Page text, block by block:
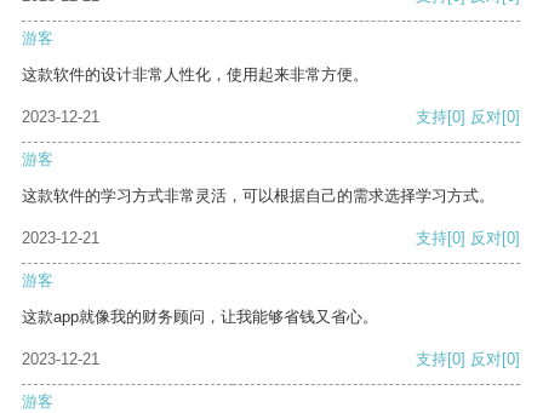
游客
这款软件的设计非常人性化，使用起来非常方便。
2023-12-21 支持[0] 反对[0]
游客
这款软件的学习方式非常灵活，可以根据自己的需求选择学习方式。
2023-12-21 支持[0] 反对[0]
游客
这款app就像我的财务顾问，让我能够省钱又省心。
2023-12-21 支持[0] 反对[0]
游客